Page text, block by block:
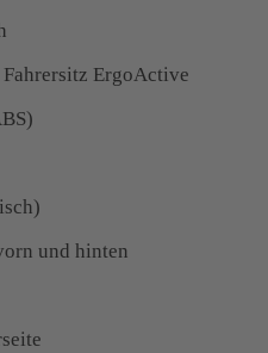
ErgoActive
und hinten